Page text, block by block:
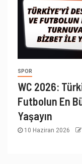
SPOR
WC 2026:
Futbolun En
Yaşayın
10 Haziran 2026